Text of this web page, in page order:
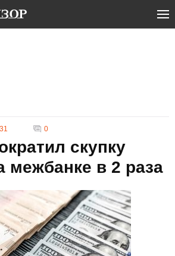
0
скупку
межбанке в 2 раза